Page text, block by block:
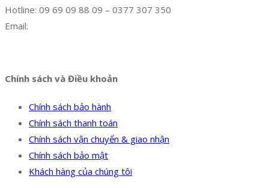
Hotline: 09 69 09 88 09 – 0377 307 350
Email:
Chính sách và Điều khoản
Chính sách bảo hành
Chính sách thanh toán
Chính sách vận chuyển & giao nhận
Chính sách bảo mật
Khách hàng của chúng tôi